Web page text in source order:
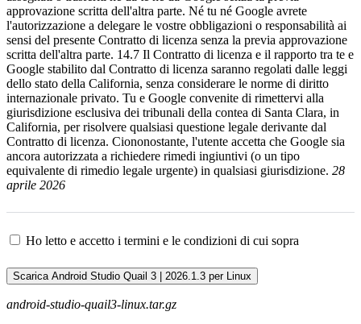
approvazione scritta dell'altra parte. Né tu né Google avrete
l'autorizzazione a delegare le vostre obbligazioni o responsabilità ai
sensi del presente Contratto di licenza senza la previa approvazione
scritta dell'altra parte. 14.7 Il Contratto di licenza e il rapporto tra te e
Google stabilito dal Contratto di licenza saranno regolati dalle leggi
dello stato della California, senza considerare le norme di diritto
internazionale privato. Tu e Google convenite di rimettervi alla
giurisdizione esclusiva dei tribunali della contea di Santa Clara, in
California, per risolvere qualsiasi questione legale derivante dal
Contratto di licenza. Ciononostante, l'utente accetta che Google sia
ancora autorizzata a richiedere rimedi ingiuntivi (o un tipo
equivalente di rimedio legale urgente) in qualsiasi giurisdizione. 28
aprile 2026
Ho letto e accetto i termini e le condizioni di cui sopra
Scarica Android Studio Quail 3 | 2026.1.3 per Linux
android-studio-quail3-linux.tar.gz